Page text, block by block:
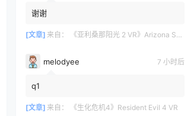
谢谢
[文章] 来自： 《亚利桑那阳光 2 VR》Arizona Sunshine? 2
melodyee 7 小时后
q1
[文章] 来自： 《生化危机4》Resident Evil 4 VR